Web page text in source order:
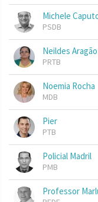
Michele
PSDB
Neildes Aragão
PRTB
Noemia Rocha
MDB
Pier
PTB
Policial Madril
PMB
Professor